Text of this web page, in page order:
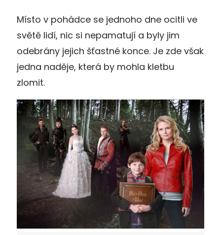
Místo v pohádce se jednoho dne ocitli ve
světě lidí, nic si nepamatují a byly jim
odebrány jejich šťastné konce. Je zde však
jedna naděje, která by mohla kletbu
zlomit.